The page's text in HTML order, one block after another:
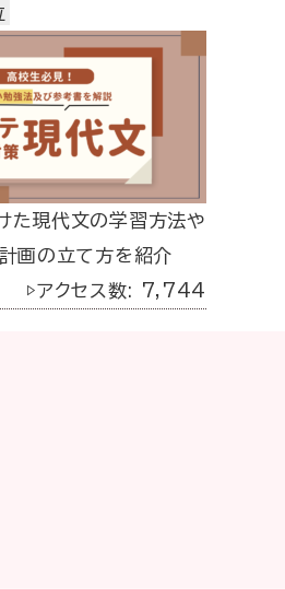
た現代文の学習方法や
計画の立て方を紹介
▷アクセス数: 7,744